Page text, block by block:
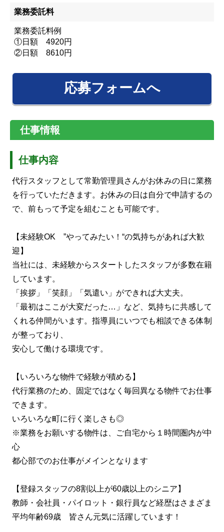
業務委託料
業務委託料例
①日額 4920円
②日額 8610円
応募フォームへ
仕事情報
仕事内容
代行スタッフとして常勤管理員さんがお休みの日に業務
を行っていただきます。お休みの日は自分で申請するの
で、前もって予定を組むことも可能です。
【未経験OK ”やってみたい！“の気持ちがあれば大歓
迎】
当社には、未経験からスタートしたスタッフが多数在籍
しています。
「挨拶」「笑顔」「気遣い」ができれば大丈夫。
「最初はここが大変だった…」など、気持ちに共感して
くれる仲間がいます。指導員にいつでも相談できる体制
が整っており、
安心して働ける環境です。
【いろいろな物件で経験が積める】
代行業務のため、固定ではなく毎回異なる物件でお仕事
できます。
いろいろな町に行く楽しさも◎
※業務をお願いする物件は、ご自宅から１時間圏内が中
心
都心部でのお仕事がメインとなります
【登録スタッフの8割以上が60歳以上のシニア】
教師・会社員・パイロット・銀行員など経歴はさまざま
平均年齢69歳 皆さん元気に活躍しています！